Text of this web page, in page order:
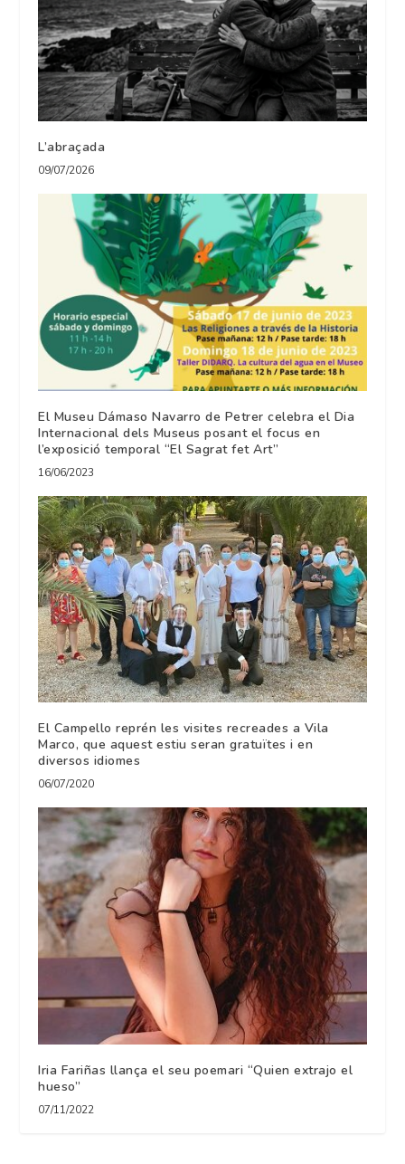
L’abraçada
09/07/2026
El Museu Dámaso Navarro de Petrer celebra el Dia
Internacional dels Museus posant el focus en
l’exposició temporal “El Sagrat fet Art”
16/06/2023
El Campello reprén les visites recreades a Vila
Marco, que aquest estiu seran gratuïtes i en
diversos idiomes
06/07/2020
Iria Fariñas llança el seu poemari “Quien extrajo el
hueso”
07/11/2022